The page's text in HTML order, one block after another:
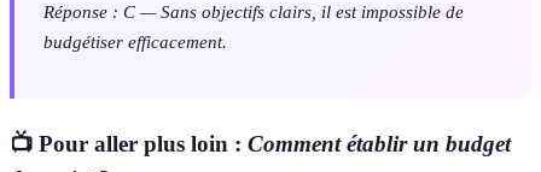
Réponse : C — Sans objectifs clairs, il est impossible de
budgétiser efficacement.
📺 Pour aller plus loin : Comment établir un budget